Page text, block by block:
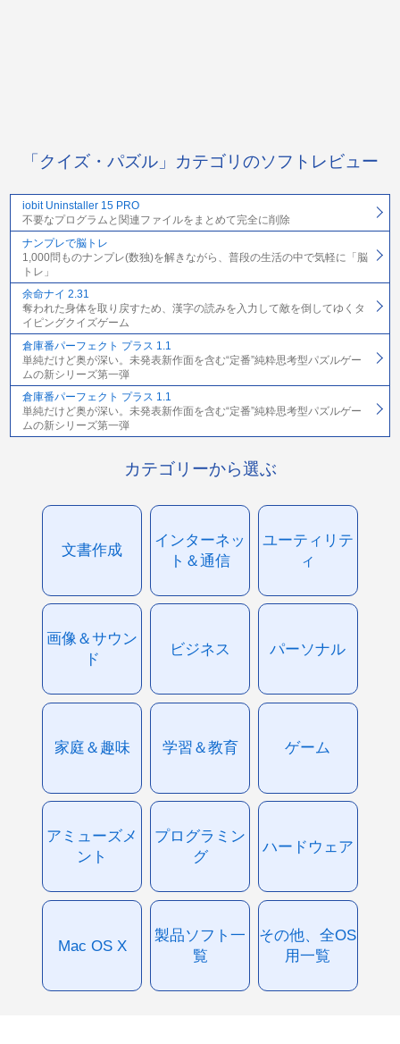
「クイズ・パズル」カテゴリのソフトレビュー
iobit Uninstaller 15 PRO
不要なプログラムと関連ファイルをまとめて完全に削除
ナンプレで脳トレ
1,000問ものナンプレ(数独)を解きながら、普段の生活の中で気軽に「脳
トレ」
余命ナイ 2.31
奪われた身体を取り戻すため、漢字の読みを入力して敵を倒してゆくタ
イピングクイズゲーム
倉庫番パーフェクト プラス 1.1
単純だけど奥が深い。未発表新作面を含む“定番”純粋思考型パズルゲー
ムの新シリーズ第一弾
倉庫番パーフェクト プラス 1.1
単純だけど奥が深い。未発表新作面を含む“定番”純粋思考型パズルゲー
ムの新シリーズ第一弾
カテゴリーから選ぶ
文書作成
インターネッ
ト＆通信
ユーティリテ
ィ
画像＆サウン
ド
ビジネス パーソナル
家庭＆趣味 学習＆教育 ゲーム
アミューズメ
ント
プログラミン
グ
ハードウェア
Mac OS X
製品ソフト一
覧
その他、全OS
用一覧